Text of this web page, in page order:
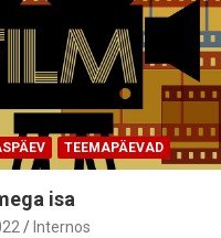
TEEMAPÄEVAD
isa
Internos